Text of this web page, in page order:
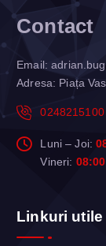
Contact
Email:
Adresa: Piața
0248215100
Luni – Joi:
Vineri:
Linkuri utile